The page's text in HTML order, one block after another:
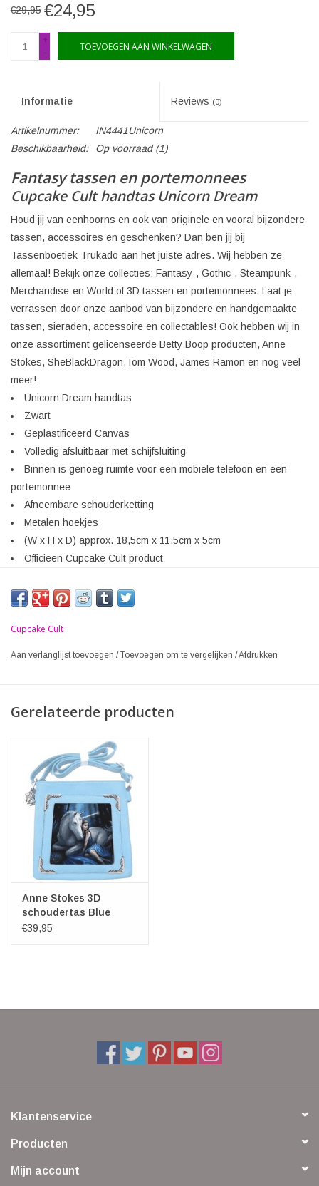
€29,95 €24,95
+
-
TOEVOEGEN AAN WINKELWAGEN
Informatie Reviews (0)
Artikelnummer:
IN4441Unicorn
Beschikbaarheid:
Op voorraad(1)
Fantasy tassen en portemonnees
Cupcake Cult handtas Unicorn Dream
Houd jij van eenhoorns en ook van originele en vooral bijzondere
tassen, accessoires en geschenken? Dan ben jij bij
Tassenboetiek Trukado aan het juiste adres. Wij hebben ze
allemaal! Bekijk onze collecties: Fantasy-, Gothic-, Steampunk-,
Merchandise-en World of 3D tassen en portemonnees. Laat je
verrassen door onze aanbod van bijzondere en handgemaakte
tassen, sieraden, accessoire en collectables! Ook hebben wij in
onze assortiment gelicenseerde Betty Boop producten, Anne
Stokes, SheBlackDragon,Tom Wood, James Ramon en nog veel
meer!
Unicorn Dream handtas
Zwart
Geplastificeerd Canvas
Volledig afsluitbaar met schijfsluiting
Binnen is genoeg ruimte voor een mobiele telefoon en een
portemonnee
Afneembare schouderketting
Metalen hoekjes
(W x H x D) approx. 18,5cm x 11,5cm x 5cm
Officieen Cupcake Cult product
Cupcake Cult
Aan verlanglijst toevoegen /Toevoegen om te vergelijken /Afdrukken
Gerelateerde producten
Anne Stokes 3D
schoudertas Blue
Moon Unicorn
€39,95
Klantenservice
Producten
Mijn account